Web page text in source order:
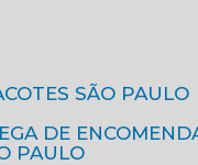
SÃO PAULO
DE
PAULO